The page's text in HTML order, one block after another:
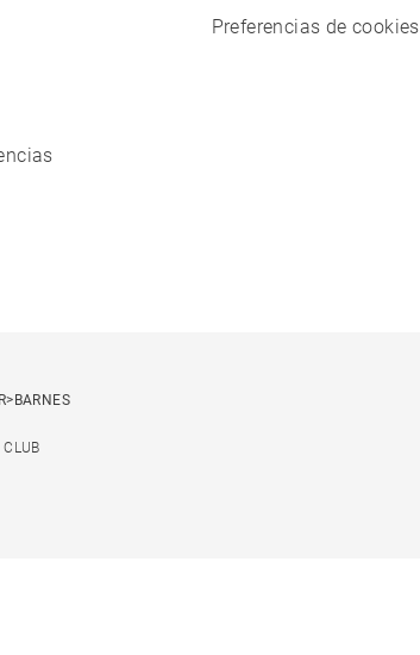
Preferencias de cookies